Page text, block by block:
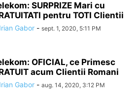
SURPRIZE Mari cu
pentru TOTI Clientii
Gabor - sept. 1, 2020, 5:11 PM
OFICIAL, ce Primesc
acum Clientii Romani
Gabor - aug. 14, 2020, 3:12 PM